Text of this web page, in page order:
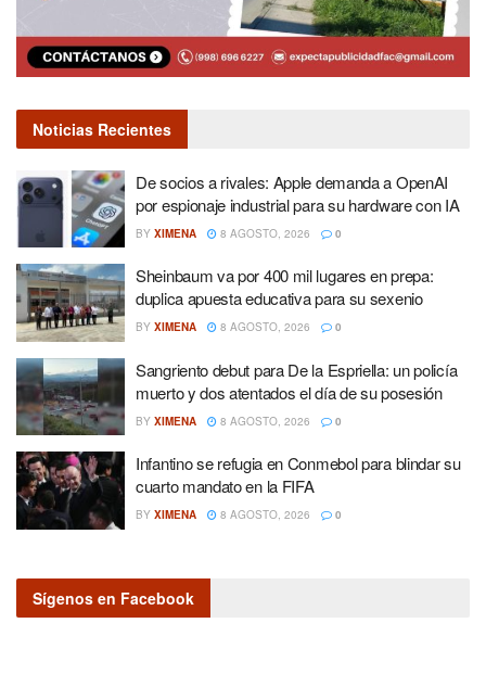
Noticias Recientes
De socios a rivales: Apple demanda a OpenAI
por espionaje industrial para su hardware con IA
BY XIMENA 8 AGOSTO, 2026 0
Sheinbaum va por 400 mil lugares en prepa:
duplica apuesta educativa para su sexenio
BY XIMENA 8 AGOSTO, 2026 0
Sangriento debut para De la Espriella: un policía
muerto y dos atentados el día de su posesión
BY XIMENA 8 AGOSTO, 2026 0
Infantino se refugia en Conmebol para blindar su
cuarto mandato en la FIFA
BY XIMENA 8 AGOSTO, 2026 0
Sígenos en Facebook